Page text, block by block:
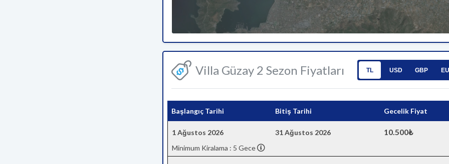
Villa Güzay 2 Sezon Fiyatları TL USD GBP
Başlangıç Tarihi Bitiş Tarihi Gecelik Fiyat
1 Ağustos 2026 31 Ağustos 2026 10.500₺
Minimum Kiralama : 5 Gece